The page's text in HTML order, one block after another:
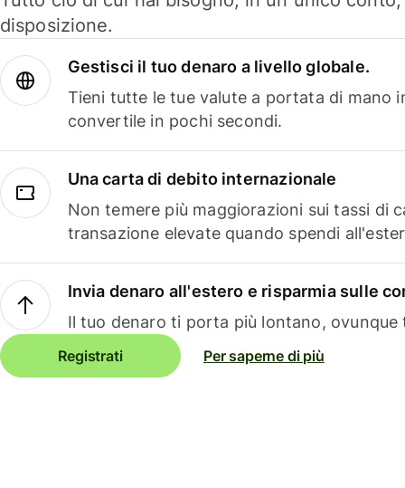
disposizione.
Gestisci il tuo denaro a livello globale.
Tieni tutte le tue valute a portata di mano
convertile in pochi secondi.
Una carta di debito internazionale
Non temere più maggiorazioni sui tassi di
transazione elevate quando spendi
Invia denaro all'estero e risparmia sulle
Il tuo denaro ti porta più lontano, ovunque
Registrati Per saperne di più